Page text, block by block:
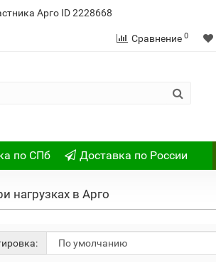
Арго ID 2228668
Сравнение 0
по СПб Доставка по России
нагрузках в Арго